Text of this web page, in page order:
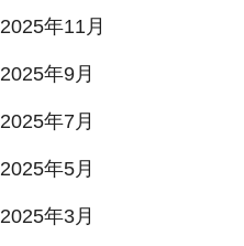
2025年11月
2025年9月
2025年7月
2025年5月
2025年3月